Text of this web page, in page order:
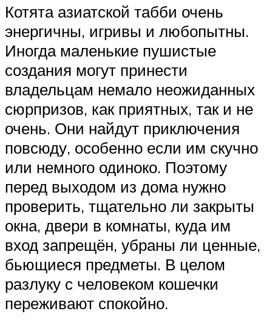
Котята азиатской табби очень
энергичны, игривы и любопытны.
Иногда маленькие пушистые
создания могут принести
владельцам немало неожиданных
сюрпризов, как приятных, так и не
очень. Они найдут приключения
повсюду, особенно если им скучно
или немного одиноко. Поэтому
перед выходом из дома нужно
проверить, тщательно ли закрыты
окна, двери в комнаты, куда им
вход запрещён, убраны ли ценные,
бьющиеся предметы. В целом
разлуку с человеком кошечки
переживают спокойно.